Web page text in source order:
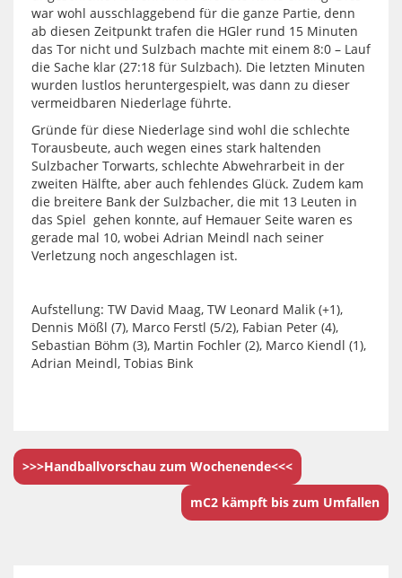
war wohl ausschlaggebend für die ganze Partie, denn
ab diesen Zeitpunkt trafen die HGler rund 15 Minuten
das Tor nicht und Sulzbach machte mit einem 8:0 – Lauf
die Sache klar (27:18 für Sulzbach). Die letzten Minuten
wurden lustlos heruntergespielt, was dann zu dieser
vermeidbaren Niederlage führte.
Gründe für diese Niederlage sind wohl die schlechte
Torausbeute, auch wegen eines stark haltenden
Sulzbacher Torwarts, schlechte Abwehrarbeit in der
zweiten Hälfte, aber auch fehlendes Glück. Zudem kam
die breitere Bank der Sulzbacher, die mit 13 Leuten in
das Spiel gehen konnte, auf Hemauer Seite waren es
gerade mal 10, wobei Adrian Meindl nach seiner
Verletzung noch angeschlagen ist.
Aufstellung: TW David Maag, TW Leonard Malik (+1),
Dennis Mößl (7), Marco Ferstl (5/2), Fabian Peter (4),
Sebastian Böhm (3), Martin Fochler (2), Marco Kiendl (1),
Adrian Meindl, Tobias Bink
>>>Handballvorschau zum Wochenende<<<
mC2 kämpft bis zum Umfallen